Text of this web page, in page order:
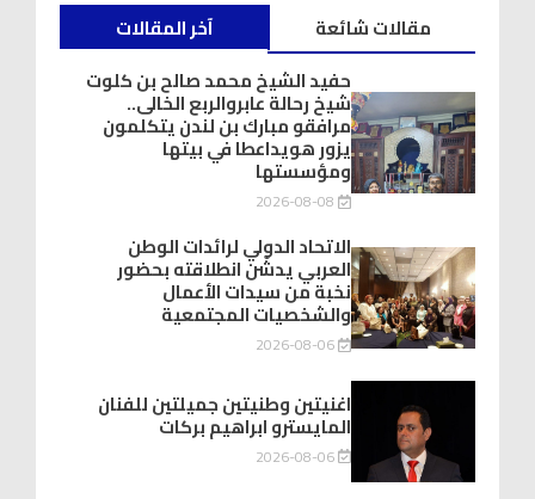
آخر المقالات
مقالات شائعة
حفيد الشيخ محمد صالح بن كلوت
شيخ رحالة عابروالربع الخالى..
مرافقو مبارك بن لندن يتكلمون
يزور هويداعطا في بيتها
ومؤسستها
2026-08-08
الاتحاد الدولي لرائدات الوطن
العربي يدشّن انطلاقته بحضور
نخبة من سيدات الأعمال
والشخصيات المجتمعية
2026-08-06
اغنيتين وطنيتين جميلتين للفنان
المايسترو ابراهيم بركات
2026-08-06